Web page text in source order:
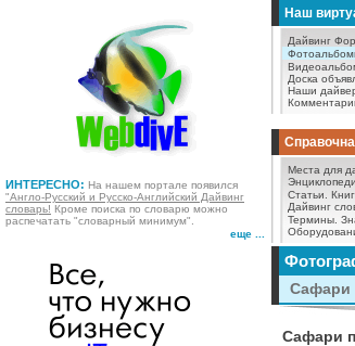
ИНТЕРЕСНО: На нашем портале появился
"Англо-Русский и Русско-Английский Дайвинг
словарь! Кроме поиска по словарю можно
распечатать "словарный минимум".
еще ...
Наш
Дайвинг
Доска
Наши
Места для
Статьи.
Дайвинг
Термины.
Сафари
Сафари